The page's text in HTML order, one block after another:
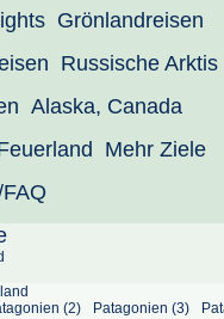
Grönlandreisen
Russische Arktis
Alaska, Canada
Mehr Ziele
(2) Patagonien (3)